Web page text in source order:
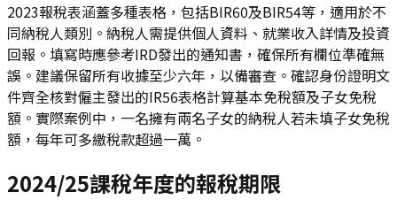
2023報稅表涵蓋多種表格，包括BIR60及BIR54等，適用於不
同納稅人類別。納稅人需提供個人資料、就業收入詳情及投資
回報。填寫時應參考IRD發出的通知書，確保所有欄位準確無
誤。建議保留所有收據至少六年，以備審查。確認身份證明文
件齊全核對僱主發出的IR56表格計算基本免稅額及子女免稅
額。實際案例中，一名擁有兩名子女的納稅人若未填子女免稅
額，每年可多繳稅款超過一萬。
2024/25課稅年度的報稅期限